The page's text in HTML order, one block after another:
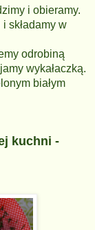
i obieramy.
składamy w
odrobiną
wykałaczką.
białym
kuchni -